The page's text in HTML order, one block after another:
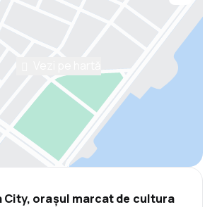
City, orașul marcat de cultura